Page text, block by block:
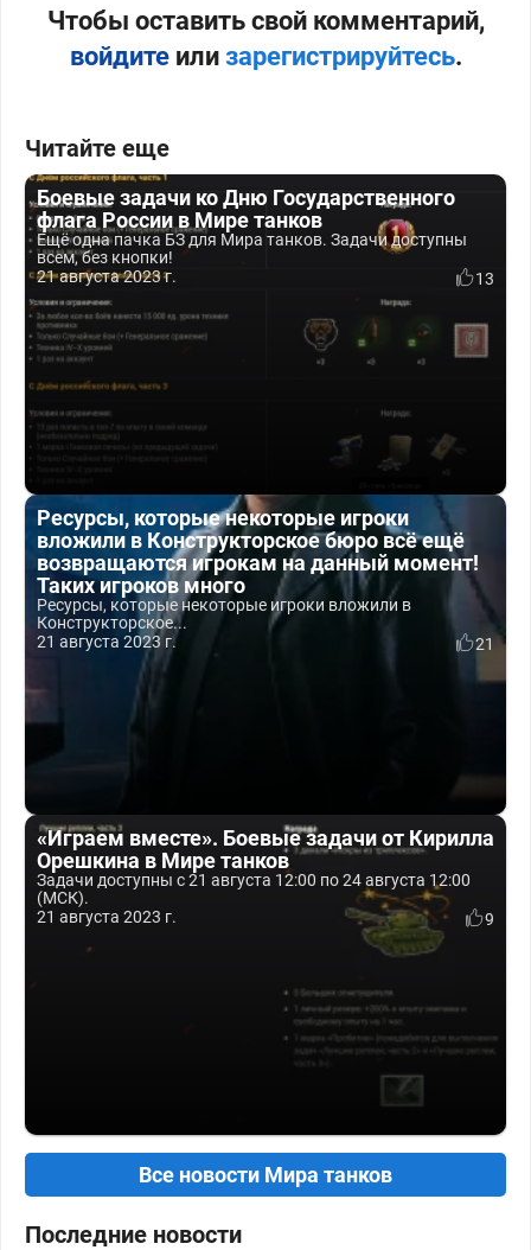
Чтобы оставить свой комментарий,
войдитеили зарегистрируйтесь.
Читайте еще
Боевые задачи ко Дню Государственного
флага России в Мире танков
Ещё одна пачка БЗ для Мира танков. Задачи доступны
всем, без кнопки!
21 августа 2023 г.
13
Ресурсы, которые некоторые игроки
вложили в Конструкторское бюро всё ещё
возвращаются игрокам на данный момент!
Таких игроков много
Ресурсы, которые некоторые игроки вложили в
Конструкторское...
21 августа 2023 г.
21
«Играем вместе». Боевые задачи от Кирилла
Орешкина в Мире танков
Задачи доступны с 21 августа 12:00 по 24 августа 12:00
(МСК).
21 августа 2023 г.
9
Все новости Мира танков
Последние новости